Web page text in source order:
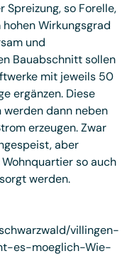
so Forelle,
Wirkungsgrad
und
Bauabschnitt sollen
mit jeweils 50
ergänzen. Diese
dann neben
erzeugen. Zwar
aber
so auch
werden.
villingen-
es-moeglich-Wie-